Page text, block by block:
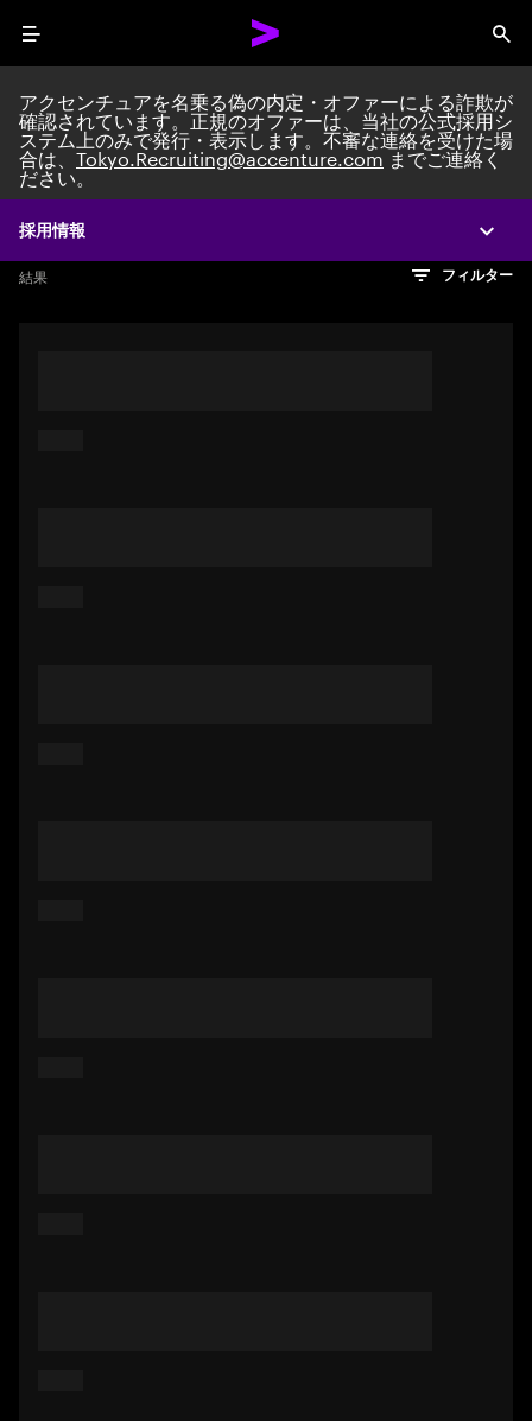
Menu
採用情報
アクセンチュアを名乗る偽の内定・オファーによる詐欺が
確認されています。正規のオファーは、当社の公式採用シ
ステム上のみで発行・表示します。不審な連絡を受けた場
合は、Tokyo.Recruiting@accenture.comまでご連絡く
ださい。
Search jobs at
検索のヒント
希望の仕事を表すフレーズや文章を使って検索してみてくださ
い。キーワードを引用符で囲むことで、完全一致検索もできま
文字数制限に達しました
検索結果を見るにはEnterキーを押してください
結果 フィルター